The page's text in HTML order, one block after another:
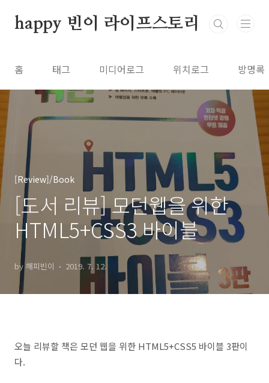
happy 빈이 라이프스토리
홈 태그 미디어로그 위치로그 방명록
[Review]/Book
[도서 리뷰] 모던웹을 위한
HTML5+CSS3 바이블
by 해피빈이 2019. 7. 12.
오늘 리뷰할 책은 모던 웹을 위한 HTML5+CSS5 바이블 3판이
다.